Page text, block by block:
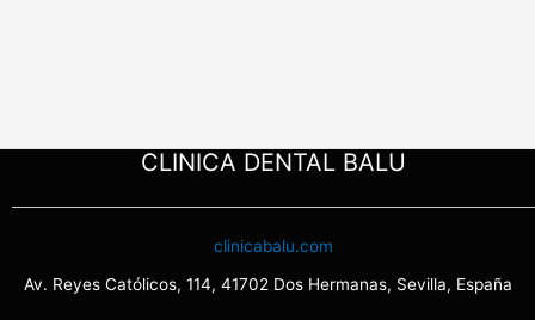
CLINICA DENTAL BALU
clinicabalu.com
Av. Reyes Católicos, 114, 41702 Dos Hermanas, Sevilla, España